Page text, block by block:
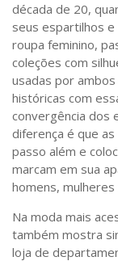
década de 20,
seus espartilhos e
roupa feminino,
coleções com
usadas por
históricas com
convergência dos
diferença é que
passo além e
marcam em sua
homens,
Na moda mais
também mostra
loja de